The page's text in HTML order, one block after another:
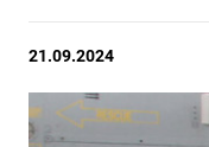
21.09.2024